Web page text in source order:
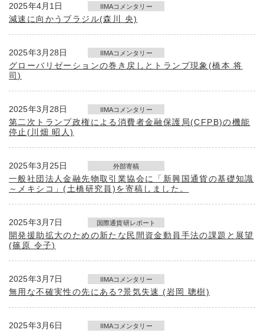
2025年4月1日 IIMAコメンタリー
減速に向かうブラジル(森川 央)
2025年3月28日 IIMAコメンタリー
グローバリゼーションの巻き戻しとトランプ現象(橋本 将
司)
2025年3月28日 IIMAコメンタリー
第二次トランプ政権による消費者金融保護局(CFPB)の機能
停止(川畑 昭人)
2025年3月25日 外部寄稿
一般社団法人金融先物取引業協会に「新興国通貨の基礎知識
～メキシコ」(土橋研究員)を寄稿しました。
2025年3月7日 国際通貨研レポート
開発援助拡大のための新たな民間資金動員手法の課題と展望
(篠原 令子)
2025年3月7日 IIMAコメンタリー
無用な不確実性の先にある?景気失速 (岩岡 聰樹)
2025年3月6日 IIMAコメンタリー